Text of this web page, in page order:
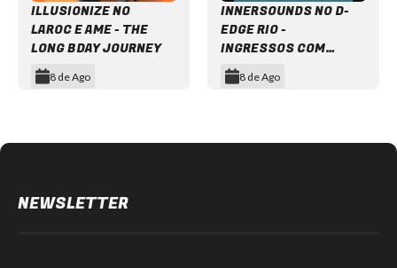
ILLUSIONIZE NO
LAROC E AME - THE
LONG BDAY JOURNEY
8 de Ago
INNERSOUNDS NO D-
EDGE RIO -
INGRESSOS COM
DESCONTO
8 de Ago
NEWSLETTER